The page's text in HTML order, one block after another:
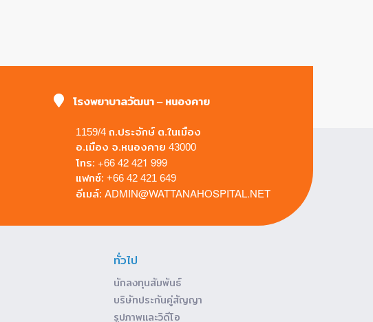
โรงพยาบาลวัฒนา – หนองคาย
1159/4 ถ.ประจักษ์ ต.ในเมือง
อ.เมือง จ.หนองคาย 43000
โทร: +66 42 421 999
แฟกซ์: +66 42 421 649
อีเมล์: ADMIN@WATTANAHOSPITAL.NET
ทั่วไป
นักลงทุนสัมพันธ์
บริษัทประกันคู่สัญญา
รูปภาพและวิดีโอ